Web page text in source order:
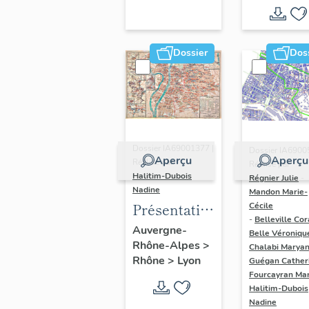
Auvergne-
Rhône-
Alpes
(DOSSIER
EN COURS)
Dossier
Aperçu
Réalisé par
Halitim-Dubois
Nadine
Présentation
et synthèse
du
patrimoine
industriel
Auvergne-
Rhône-Alpes>
Rhône > Lyon
Aperçu
Réalisé par
Régnier Julie
Mandon Marie-
Cécile
- Belleville
Belle
Chalabi
Guégan
Fourcayran
Halitim-Dubois
Nadine